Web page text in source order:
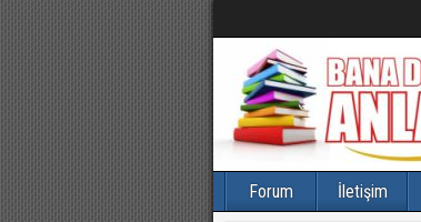
Forum İletişim